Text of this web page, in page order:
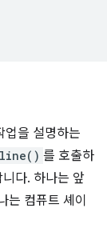
업을 설명하는
를 호출하
다. 하나는 앞
는 컴퓨트 셰이